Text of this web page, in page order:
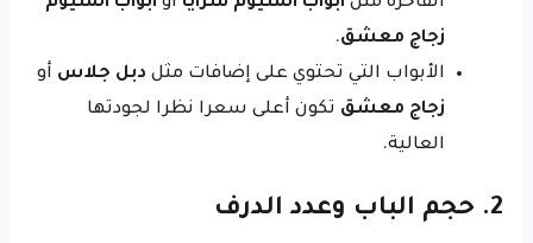
زجاج معشق.
الأبواب التي تحتوي على إضافات مثل دبل جلاس أو
زجاج معشق تكون أعلى سعرا نظرا لجودتها
العالية.
2. حجم الباب وعدد الدرف